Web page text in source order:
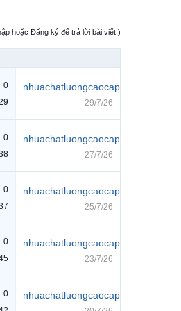
hoặc Đăng ký để trả lời bài viết.)
0
nhuachatluongcaocap
29/7/26
0
nhuachatluongcaocap
27/7/26
0
nhuachatluongcaocap
25/7/26
0
nhuachatluongcaocap
23/7/26
0
nhuachatluongcaocap